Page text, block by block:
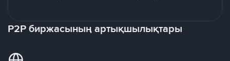
P2P биржасының артықшылықтары